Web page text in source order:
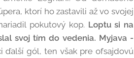
ktorí ho zastavili až vo svojej
pokutový kop. Loptu si na
svoj tím do vedenia. Myjava -
ďalší gól, ten však pre ofsajdovú